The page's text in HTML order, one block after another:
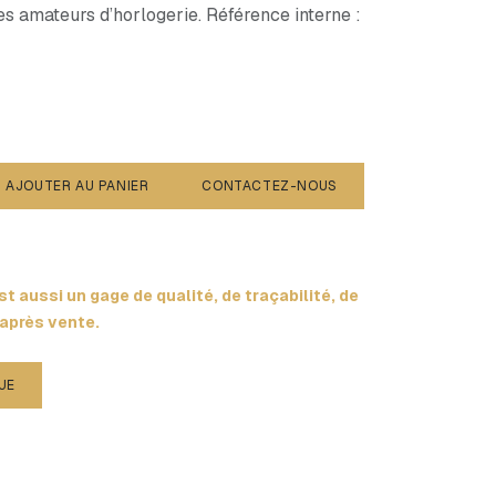
amateurs d’horlogerie. Référence interne :
AJOUTER AU PANIER CONTACTEZ-NOUS
aussi un gage de qualité, de traçabilité, de
vente.